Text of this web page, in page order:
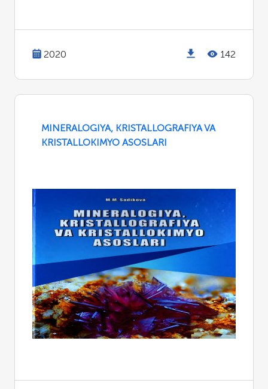
2020 142
MINERALOGIYA, KRISTALLOGRAFIYA VA
KRISTALLOKIMYO ASOSLARI